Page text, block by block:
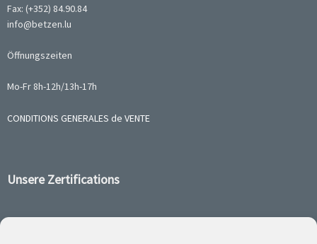
Fax: (+352) 84.90.84
info@betzen.lu
Öffnungszeiten
Mo-Fr 8h-12h/13h-17h
CONDITIONS GENERALES de VENTE
Unsere Zertifications